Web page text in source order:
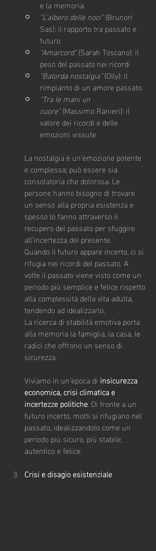
e la memoria
"L’albero delle noci" (Brunori
Sas): il rapporto tra passato e
futuro
"Amarcord" (Sarah Toscano): il
peso del passato nei ricordi
“Balorda nostalgia” (Olly): il
rimpianto di un amore passato
“Tra le mani un
cuore” (Massimo Ranieri): il
valore dei ricordi e delle
emozioni vissute
La nostalgia è un’emozione potente
e complessa; può essere sia
consolatoria che dolorosa. Le
persone hanno bisogno di trovare
un senso alla propria esistenza e
spesso lo fanno attraverso il
recupero del passato per sfuggire
all’incertezza del presente.
Quando il futuro appare incerto, ci si
rifugia nei ricordi del passato. A
volte il passato viene visto come un
periodo più semplice e felice rispetto
alla complessità della vita adulta,
tendendo ad idealizzarlo.
La ricerca di stabilità emotiva porta
alla memoria la famiglia, la casa, le
radici che offrono un senso di
sicurezza.
Viviamo in un’epoca di insicurezza
economica, crisi climatica e
incertezze politiche. Di fronte a un
futuro incerto, molti si rifugiano nel
passato, idealizzandolo come un
periodo più sicuro, più stabile,
autentico e felice.
Crisi e disagio esistenziale